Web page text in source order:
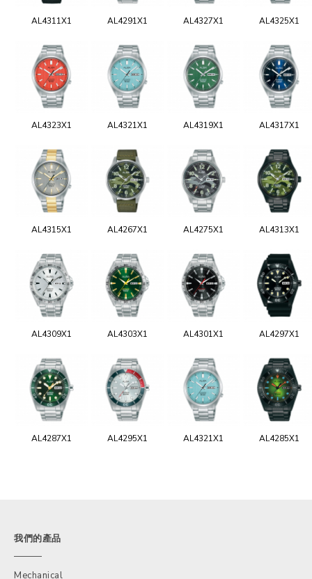
AL4311X1 AL4291X1 AL4327X1 AL4325X1
AL4323X1 AL4321X1 AL4319X1 AL4317X1
AL4315X1 AL4267X1 AL4275X1 AL4313X1
AL4309X1 AL4303X1 AL4301X1 AL4297X1
AL4287X1 AL4295X1 AL4321X1 AL4285X1
我們的產品
Mechanical